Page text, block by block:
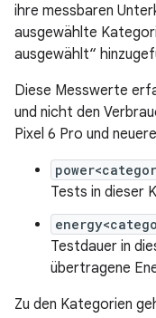
ihre messbaren
ausgewählte
ausgewählt“
Diese Messwerte
und nicht den
Pixel 6 Pro und
Tests in dieser
Testdauer in
übertragene
Zu den Kategorien